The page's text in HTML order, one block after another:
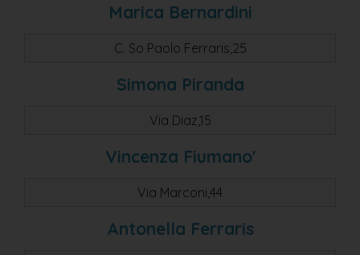
Marica Bernardini
C. So Paolo Ferraris,25
Simona Piranda
Via Diaz,15
Vincenza Fiumano'
Via Marconi,44
Antonella Ferraris